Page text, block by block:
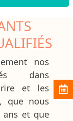
nos
dans
rire et les
que nous
ans et que